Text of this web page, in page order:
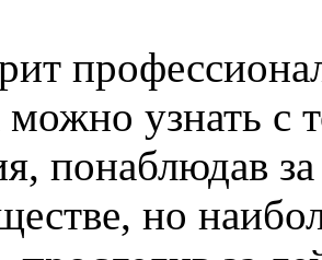
можно узнать с
понаблюдав
но